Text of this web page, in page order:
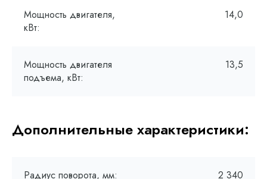
Мощность двигателя,
кВт:
14,0
Мощность двигателя
подъема, кВт:
13,5
Дополнительные характеристики:
Радиус поворота, мм: 2 340